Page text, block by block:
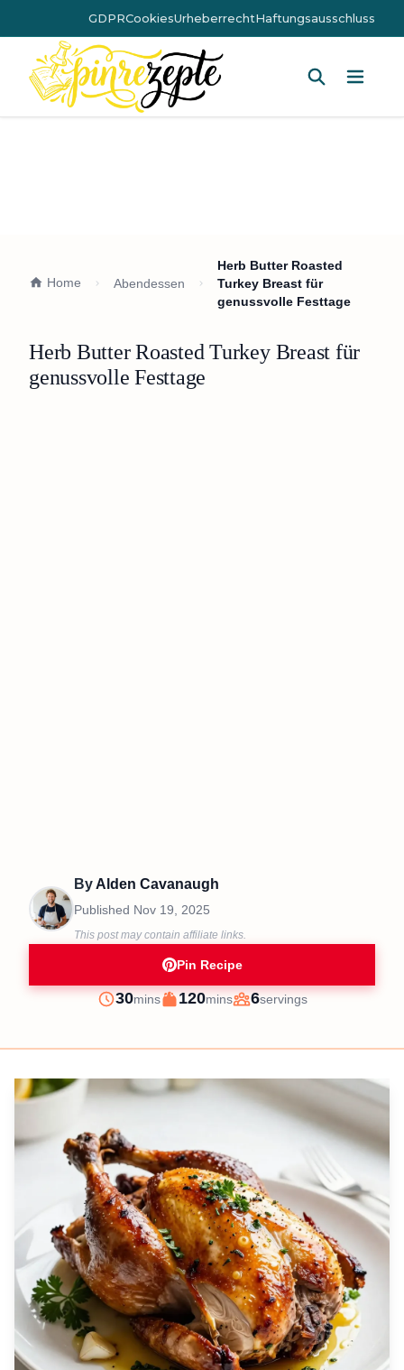
GDPRCookiesUrheberrechtHaftungsausschluss
Home Abendessen
Herb Butter Roasted
Turkey Breast für
genussvolle Festtage
Herb Butter Roasted Turkey Breast für
genussvolle Festtage
ByAlden Cavanaugh
Published Nov 19, 2025
This post may contain affiliate links.
Pin Recipe
Prep
30minutes
mins
Cook
120minutes
mins
Servings
6servings